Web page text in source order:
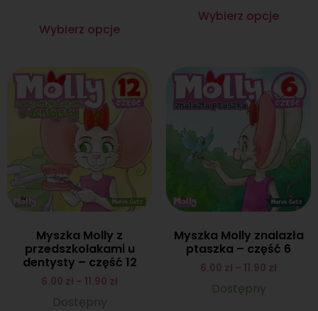
Wybierz opcje
Wybierz opcje
Myszka Molly z
przedszkolakami u
dentysty – część 12
6.00 zł – 11.90 zł
Dostępny
Myszka Molly znalazła
ptaszka – część 6
6.00 zł – 11.90 zł
Dostępny